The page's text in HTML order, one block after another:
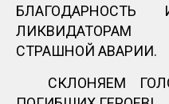
БЛАГОДАРНОСТЬ
ЛИКВИДАТОРАМ
СТРАШНОЙ АВАРИИ.
СКЛОНЯЕМ